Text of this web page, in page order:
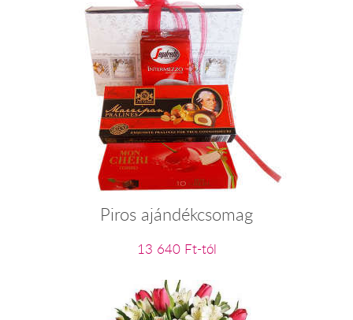
Piros ajándékcsomag
13 640 Ft-tól